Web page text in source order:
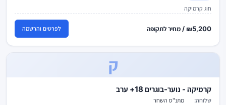
חוג קרמיקה
₪5,200 / מחיר לתקופה לפרטים והרשמה
ק
קרמיקה - נוער-בוגרים 18+ ערב
שלוחה:
מתנ"ס השחר